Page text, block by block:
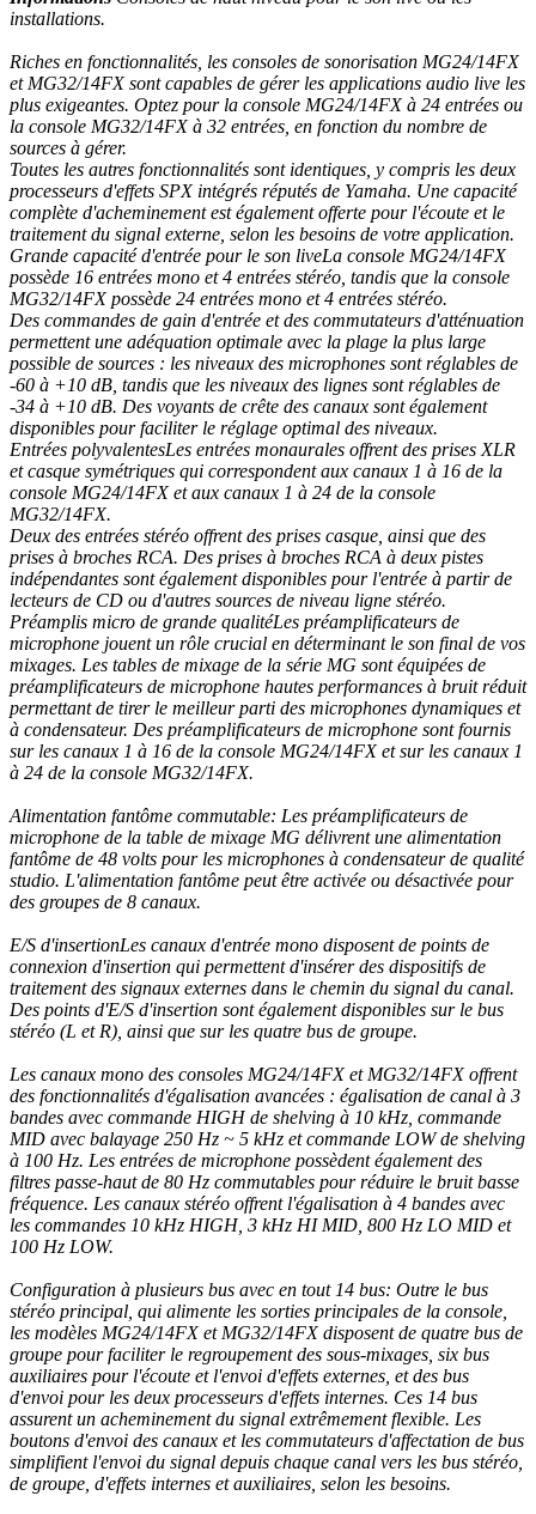
installations.
Riches en fonctionnalités, les consoles de sonorisation MG24/14FX
et MG32/14FX sont capables de gérer les applications audio live les
plus exigeantes. Optez pour la console MG24/14FX à 24 entrées ou
la console MG32/14FX à 32 entrées, en fonction du nombre de
sources à gérer.
Toutes les autres fonctionnalités sont identiques, y compris les deux
processeurs d'effets SPX intégrés réputés de Yamaha. Une capacité
complète d'acheminement est également offerte pour l'écoute et le
traitement du signal externe, selon les besoins de votre application.
Grande capacité d'entrée pour le son liveLa console MG24/14FX
possède 16 entrées mono et 4 entrées stéréo, tandis que la console
MG32/14FX possède 24 entrées mono et 4 entrées stéréo.
Des commandes de gain d'entrée et des commutateurs d'atténuation
permettent une adéquation optimale avec la plage la plus large
possible de sources : les niveaux des microphones sont réglables de
-60 à +10 dB, tandis que les niveaux des lignes sont réglables de
-34 à +10 dB. Des voyants de crête des canaux sont également
disponibles pour faciliter le réglage optimal des niveaux.
Entrées polyvalentesLes entrées monaurales offrent des prises XLR
et casque symétriques qui correspondent aux canaux 1 à 16 de la
console MG24/14FX et aux canaux 1 à 24 de la console
MG32/14FX.
Deux des entrées stéréo offrent des prises casque, ainsi que des
prises à broches RCA. Des prises à broches RCA à deux pistes
indépendantes sont également disponibles pour l'entrée à partir de
lecteurs de CD ou d'autres sources de niveau ligne stéréo.
Préamplis micro de grande qualitéLes préamplificateurs de
microphone jouent un rôle crucial en déterminant le son final de vos
mixages. Les tables de mixage de la série MG sont équipées de
préamplificateurs de microphone hautes performances à bruit réduit
permettant de tirer le meilleur parti des microphones dynamiques et
à condensateur. Des préamplificateurs de microphone sont fournis
sur les canaux 1 à 16 de la console MG24/14FX et sur les canaux 1
à 24 de la console MG32/14FX.
Alimentation fantôme commutable: Les préamplificateurs de
microphone de la table de mixage MG délivrent une alimentation
fantôme de 48 volts pour les microphones à condensateur de qualité
studio. L'alimentation fantôme peut être activée ou désactivée pour
des groupes de 8 canaux.
E/S d'insertionLes canaux d'entrée mono disposent de points de
connexion d'insertion qui permettent d'insérer des dispositifs de
traitement des signaux externes dans le chemin du signal du canal.
Des points d'E/S d'insertion sont également disponibles sur le bus
stéréo (L et R), ainsi que sur les quatre bus de groupe.
Les canaux mono des consoles MG24/14FX et MG32/14FX offrent
des fonctionnalités d'égalisation avancées : égalisation de canal à 3
bandes avec commande HIGH de shelving à 10 kHz, commande
MID avec balayage 250 Hz ~ 5 kHz et commande LOW de shelving
à 100 Hz. Les entrées de microphone possèdent également des
filtres passe-haut de 80 Hz commutables pour réduire le bruit basse
fréquence. Les canaux stéréo offrent l'égalisation à 4 bandes avec
les commandes 10 kHz HIGH, 3 kHz HI MID, 800 Hz LO MID et
100 Hz LOW.
Configuration à plusieurs bus avec en tout 14 bus: Outre le bus
stéréo principal, qui alimente les sorties principales de la console,
les modèles MG24/14FX et MG32/14FX disposent de quatre bus de
groupe pour faciliter le regroupement des sous-mixages, six bus
auxiliaires pour l'écoute et l'envoi d'effets externes, et des bus
d'envoi pour les deux processeurs d'effets internes. Ces 14 bus
assurent un acheminement du signal extrêmement flexible. Les
boutons d'envoi des canaux et les commutateurs d'affectation de bus
simplifient l'envoi du signal depuis chaque canal vers les bus stéréo,
de groupe, d'effets internes et auxiliaires, selon les besoins.